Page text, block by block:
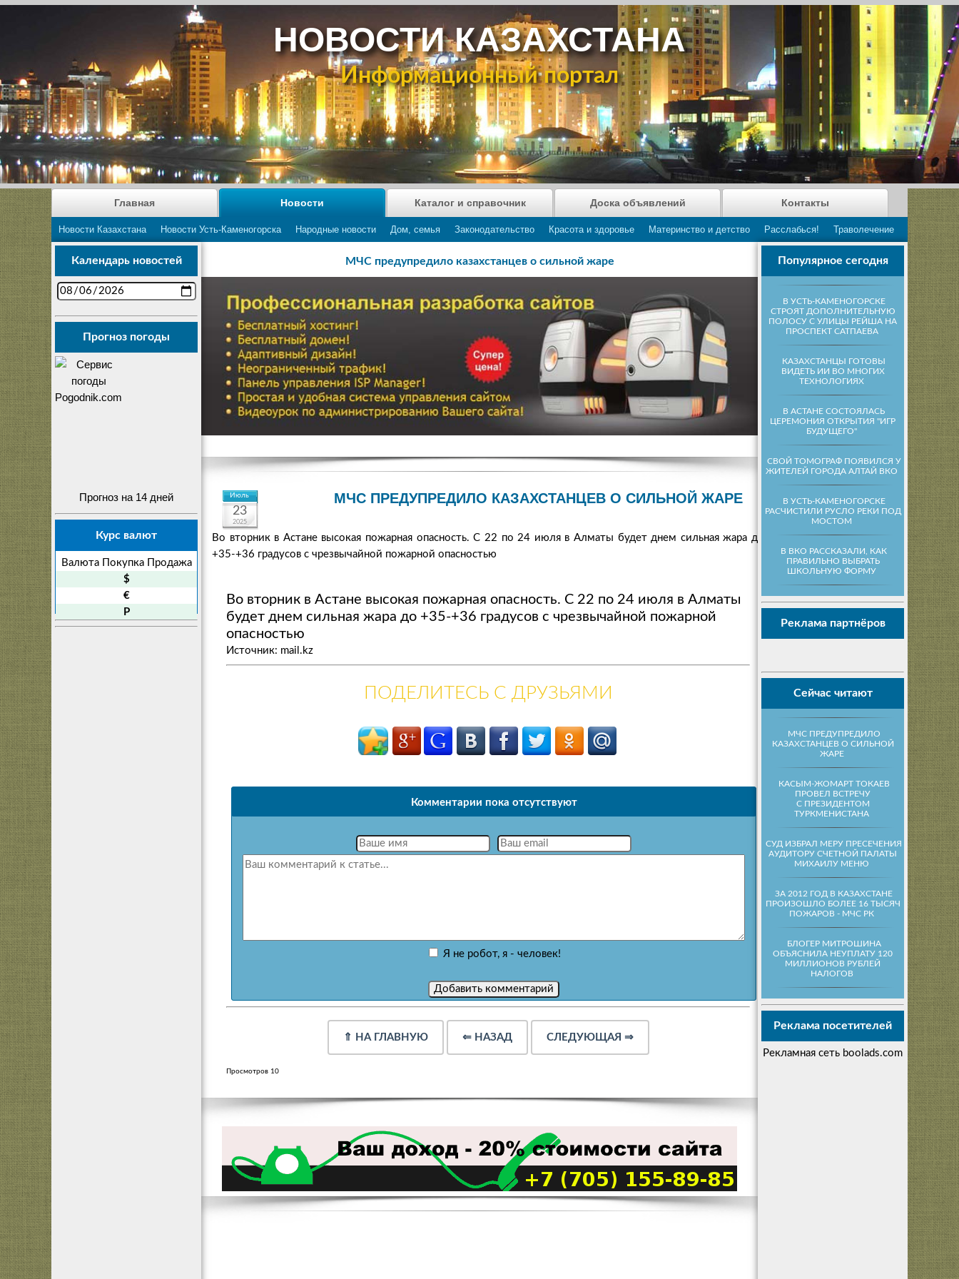
НОВОСТИ КАЗАХСТАНА
Информационный портал
Главная Новости
Новости Казахстана Новости Усть-Каменогорска Народные новости Дом, семья Законодательство Красота и здоровье Материнство и детство Расслабься! Траволечение
Каталог и справочник Доска объявлений Контакты
Популярное сегодня
В УСТЬ-КАМЕНОГОРСКЕ
СТРОЯТ ДОПОЛНИТЕЛЬНУЮ
ПОЛОСУ С УЛИЦЫ РЕЙША НА
ПРОСПЕКТ САТПАЕВА
КАЗАХСТАНЦЫ ГОТОВЫ
ВИДЕТЬ ИИ ВО МНОГИХ
ТЕХНОЛОГИЯХ
В АСТАНЕ СОСТОЯЛАСЬ
ЦЕРЕМОНИЯ ОТКРЫТИЯ "ИГР
БУДУЩЕГО"
СВОЙ ТОМОГРАФ ПОЯВИЛСЯ У
ЖИТЕЛЕЙ ГОРОДА АЛТАЙ ВКО
В УСТЬ-КАМЕНОГОРСКЕ
РАСЧИСТИЛИ РУСЛО РЕКИ ПОД
МОСТОМ
В ВКО РАССКАЗАЛИ, КАК
ПРАВИЛЬНО ВЫБРАТЬ
ШКОЛЬНУЮ ФОРМУ
Реклама партнёров
Сейчас читают
МЧС ПРЕДУПРЕДИЛО
КАЗАХСТАНЦЕВ О СИЛЬНОЙ
ЖАРЕ
КАСЫМ-ЖОМАРТ ТОКАЕВ
ПРОВЕЛ ВСТРЕЧУ
С ПРЕЗИДЕНТОМ
ТУРКМЕНИСТАНА
СУД ИЗБРАЛ МЕРУ ПРЕСЕЧЕНИЯ
АУДИТОРУ СЧЕТНОЙ ПАЛАТЫ
МИХАИЛУ МЕНЮ
ЗА 2012 ГОД В КАЗАХСТАНЕ
ПРОИЗОШЛО БОЛЕЕ 16 ТЫСЯЧ
ПОЖАРОВ - МЧС РК
БЛОГЕР МИТРОШИНА
ОБЪЯСНИЛА НЕУПЛАТУ 120
МИЛЛИОНОВ РУБЛЕЙ
НАЛОГОВ
Реклама посетителей
Рекламная сеть boolads.com
Календарь новостей
Прогноз погоды
Прогноз на 14 дней
Курс валют
Валюта Покупка
Продажа
$
€
P
МЧС предупредило казахстанцев о сильной жаре
Июль
23
2025
МЧС ПРЕДУПРЕДИЛО КАЗАХСТАНЦЕВ О СИЛЬНОЙ ЖАРЕ
Во вторник в Астане высокая пожарная опасность. С 22 по 24 июля в Алматы будет днем сильная жара до
+35-+36 градусов с чрезвычайной пожарной опасностью
Во вторник в Астане высокая пожарная опасность. С 22 по 24 июля в Алматы
будет днем сильная жара до +35-+36 градусов с чрезвычайной пожарной
опасностью
Источник: mail.kz
ПОДЕЛИТЕСЬ С ДРУЗЬЯМИ
Комментарии пока отсутствуют
Я не робот, я - человек!
⇑ НА ГЛАВНУЮ ⇐ НАЗАД СЛЕДУЮЩАЯ ⇒
Просмотров 10